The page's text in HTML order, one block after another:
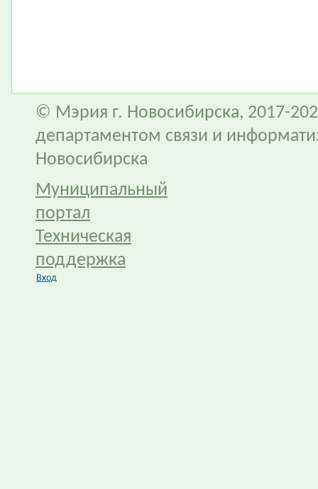
© Мэрия г. Новосибирска, 2017-
департаментом связи и
Новосибирска
Муниципальный
портал
Техническая
поддержка
Вход